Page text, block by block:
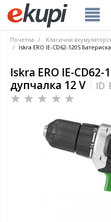
Почетна
Класични
Iskra ERO IE-CD62-120S
Iskra ERO IE-
дупчалка 12 V
ID